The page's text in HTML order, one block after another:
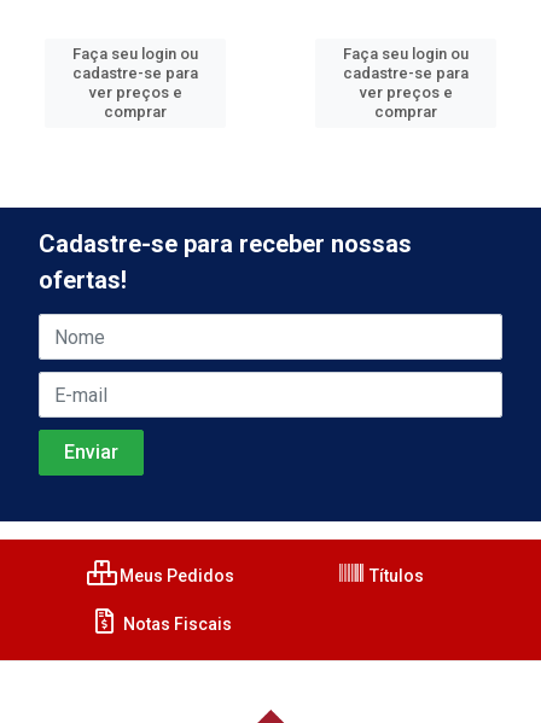
Faça seu login ou
cadastre-se para
ver preços e
comprar
Faça seu login ou
cadastre-se para
ver preços e
comprar
Cadastre-se para receber nossas
ofertas!
Meus Pedidos Títulos
Notas Fiscais